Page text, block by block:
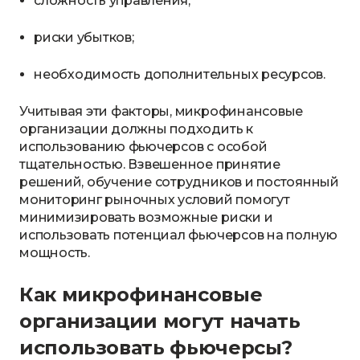
риски убытков;
необходимость дополнительных ресурсов.
Учитывая эти факторы, микрофинансовые
организации должны подходить к
использованию фьючерсов с особой
тщательностью. Взвешенное принятие
решений, обучение сотрудников и постоянный
мониторинг рыночных условий помогут
минимизировать возможные риски и
использовать потенциал фьючерсов на полную
мощность.
Как микрофинансовые
организации могут начать
использовать фьючерсы?